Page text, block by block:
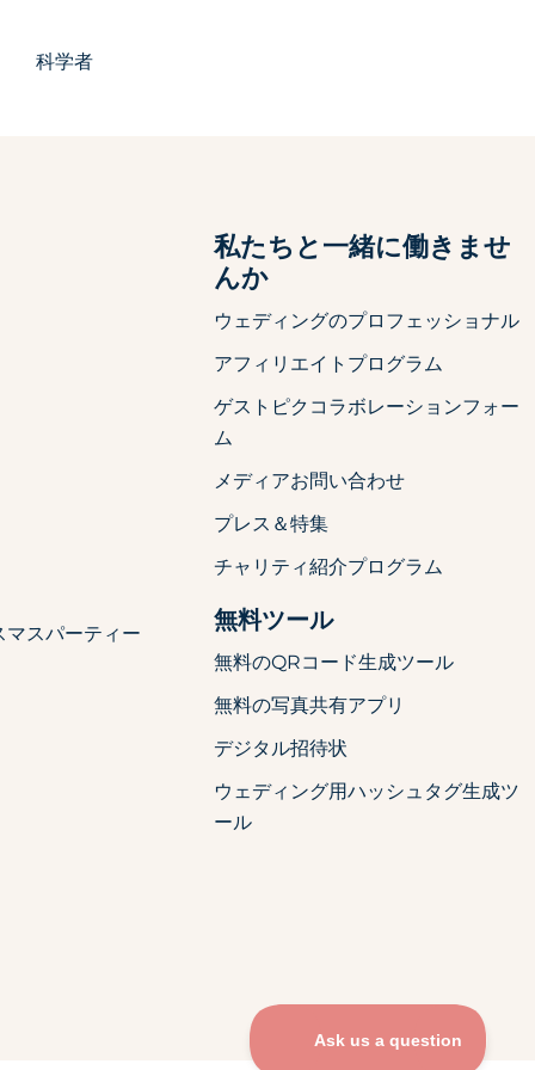
科学者
マスパーティー
私たちと一緒に働きませ
んか
ウェディングのプロフェッショナル
アフィリエイトプログラム
ゲストピクコラボレーションフォー
ム
メディアお問い合わせ
プレス＆特集
チャリティ紹介プログラム
無料ツール
無料のQRコード生成ツール
無料の写真共有アプリ
デジタル招待状
ウェディング用ハッシュタグ生成ツ
ール